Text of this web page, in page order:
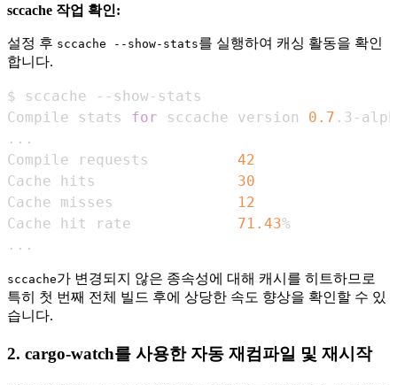
sccache 작업 확인:
설정 후 sccache --show-stats를 실행하여 캐싱 활동을 확인
합니다.
Compile stats for sccache version 0.7 .3-
..
Compile requests 42
Cache hits 30
Cache misses
12
Cache hit rate 71.43
.. .
sccache가 변경되지 않은 종속성에 대해 캐시를 히트하므로
특히 첫 번째 전체 빌드 후에 상당한 속도 향상을 확인할 수 있
습니다.
2. cargo-watch를 사용한 자동 재컴파일 및 재시작